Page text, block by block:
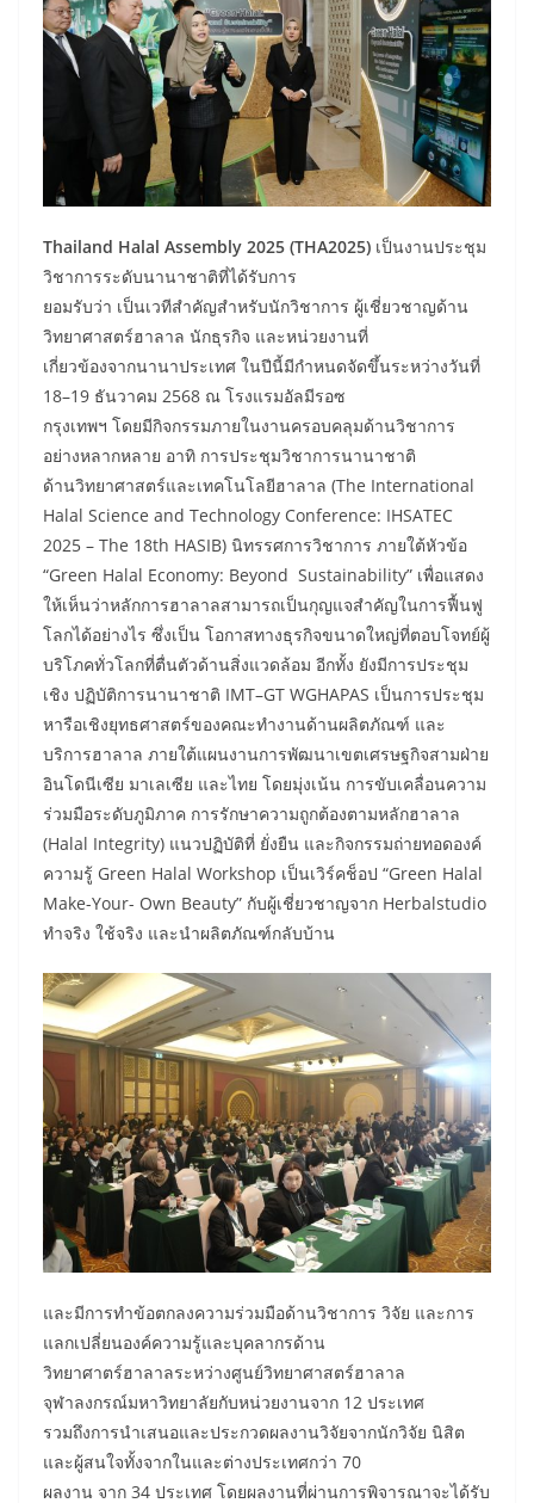
Thailand Halal Assembly 2025 (THA2025) เป็นงานประชุม
วิชาการระดับนานาชาติที่ได้รับการ
ยอมรับว่า เป็นเวทีสำคัญสำหรับนักวิชาการ ผู้เชี่ยวชาญด้าน
วิทยาศาสตร์ฮาลาล นักธุรกิจ และหน่วยงานที่
เกี่ยวข้องจากนานาประเทศ ในปีนี้มีกำหนดจัดขึ้นระหว่างวันที่
18–19 ธันวาคม 2568 ณ โรงแรมอัลมีรอซ
กรุงเทพฯ โดยมีกิจกรรมภายในงานครอบคลุมด้านวิชาการ
อย่างหลากหลาย อาทิ การประชุมวิชาการนานาชาติ
ด้านวิทยาศาสตร์และเทคโนโลยีฮาลาล (The International
Halal Science and Technology Conference: IHSATEC
2025 – The 18th HASIB) นิทรรศการวิชาการ ภายใต้หัวข้อ
“Green Halal Economy: Beyond Sustainability” เพื่อแสดง
ให้เห็นว่าหลักการฮาลาลสามารถเป็นกุญแจสำคัญในการฟื้นฟู
โลกได้อย่างไร ซึ่งเป็น โอกาสทางธุรกิจขนาดใหญ่ที่ตอบโจทย์ผู้
บริโภคทั่วโลกที่ตื่นตัวด้านสิ่งแวดล้อม อีกทั้ง ยังมีการประชุม
เชิง ปฏิบัติการนานาชาติ IMT–GT WGHAPAS เป็นการประชุม
หารือเชิงยุทธศาสตร์ของคณะทำงานด้านผลิตภัณฑ์ และ
บริการฮาลาล ภายใต้แผนงานการพัฒนาเขตเศรษฐกิจสามฝ่าย
อินโดนีเซีย มาเลเซีย และไทย โดยมุ่งเน้น การขับเคลื่อนความ
ร่วมมือระดับภูมิภาค การรักษาความถูกต้องตามหลักฮาลาล
(Halal Integrity) แนวปฏิบัติที่ ยั่งยืน และกิจกรรมถ่ายทอดองค์
ความรู้ Green Halal Workshop เป็นเวิร์คช็อป “Green Halal
Make-Your- Own Beauty” กับผู้เชี่ยวชาญจาก Herbalstudio
ทำจริง ใช้จริง และนำผลิตภัณฑ์กลับบ้าน
และมีการทำข้อตกลงความร่วมมือด้านวิชาการ วิจัย และการ
แลกเปลี่ยนองค์ความรู้และบุคลากรด้าน
วิทยาศาตร์ฮาลาลระหว่างศูนย์วิทยาศาสตร์ฮาลาล
จุฬาลงกรณ์มหาวิทยาลัยกับหน่วยงานจาก 12 ประเทศ
รวมถึงการนำเสนอและประกวดผลงานวิจัยจากนักวิจัย นิสิต
และผู้สนใจทั้งจากในและต่างประเทศกว่า 70
ผลงาน จาก 34 ประเทศ โดยผลงานที่ผ่านการพิจารณาจะได้รับ